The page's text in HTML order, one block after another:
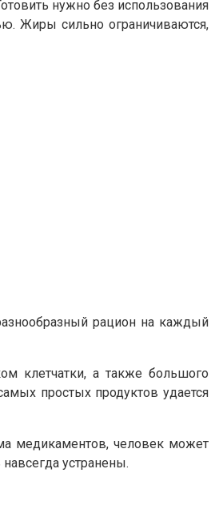
нужно без использования
Жиры сильно ограничиваются,
рацион на каждый
клетчатки, а также большого
простых продуктов удается
медикаментов, человек может
устранены.